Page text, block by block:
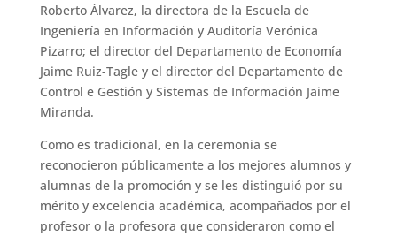
Roberto Álvarez, la directora de la Escuela de
Ingeniería en Información y Auditoría Verónica
Pizarro; el director del Departamento de Economía
Jaime Ruiz-Tagle y el director del Departamento de
Control e Gestión y Sistemas de Información Jaime
Miranda.
Como es tradicional, en la ceremonia se
reconocieron públicamente a los mejores alumnos y
alumnas de la promoción y se les distinguió por su
mérito y excelencia académica, acompañados por el
profesor o la profesora que consideraron como el